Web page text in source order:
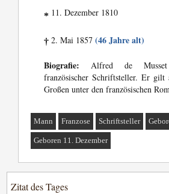
* 11. Dezember 1810
† 2. Mai 1857(46 Jahre alt)
Biografie: Alfred de
französischer Schriftsteller. Er gilt
Großen unter den französischen
Mann Franzose Schriftsteller
Geboren 11. Dezember
Zitat des Tages